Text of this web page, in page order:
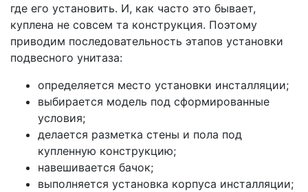
где его установить. И, как часто это бывает,
куплена не совсем та конструкция. Поэтому
приводим последовательность этапов установки
подвесного унитаза:
определяется место установки инсталляции;
выбирается модель под сформированные
условия;
делается разметка стены и пола под
купленную конструкцию;
навешивается бачок;
выполняется установка корпуса инсталляции;